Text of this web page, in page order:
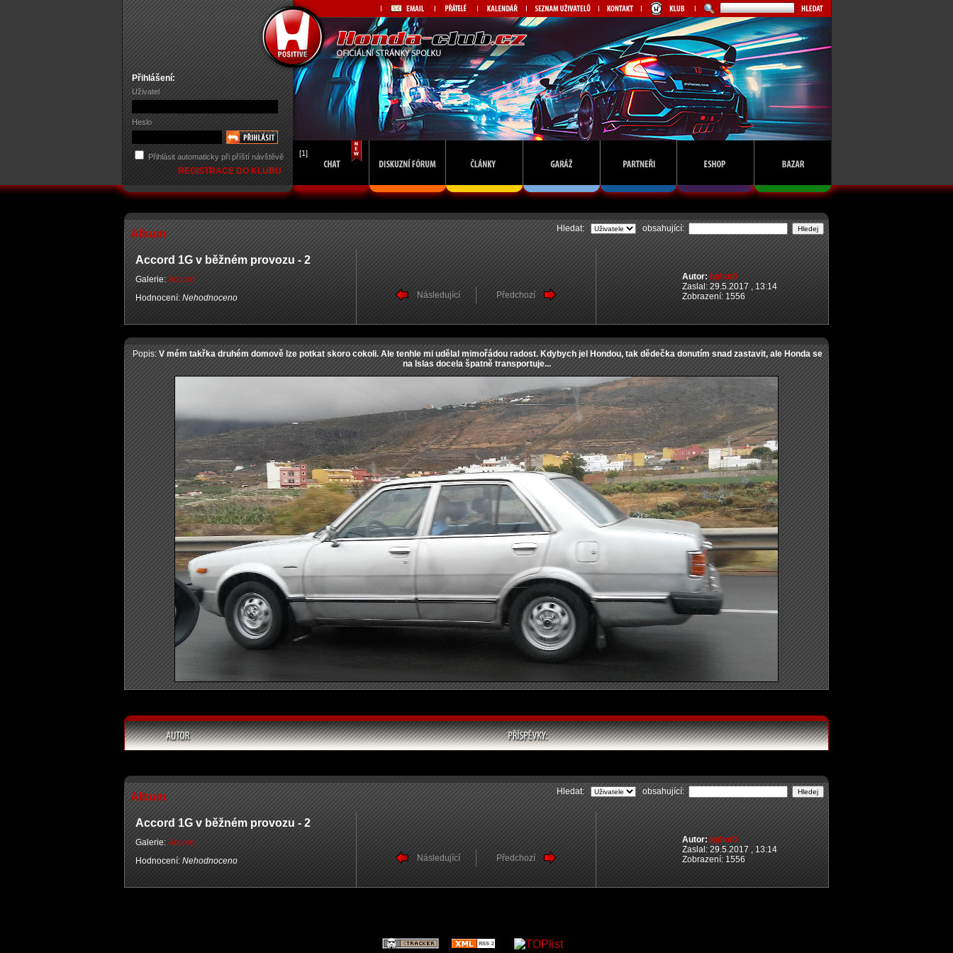
Přihlášení:
Uživatel
Heslo
Přihlásit automaticky při příští návštěvě
REGISTRACE DO KLUBU
[1]
Album Hledat: obsahující:
Accord 1G v běžném provozu - 2
Galerie: Accord
Hodnocení: Nehodnoceno Následující Předchozí
Autor: bphot0
Zaslal: 29.5.2017 , 13:14
Zobrazení: 1556
Popis: V mém takřka druhém domově lze potkat skoro cokoli. Ale tenhle mi udělal mimořádou radost. Kdybych jel Hondou, tak dědečka donutím snad zastavit, ale Honda se
na Islas docela špatně transportuje...
Album Hledat: obsahující:
Accord 1G v běžném provozu - 2
Galerie: Accord
Hodnocení: Nehodnoceno Následující Předchozí
Autor: bphot0
Zaslal: 29.5.2017 , 13:14
Zobrazení: 1556